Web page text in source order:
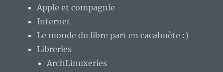
Apple et compagnie
Internet
Le monde du libre part en cacahuète :)
Libreries
ArchLinuxeries